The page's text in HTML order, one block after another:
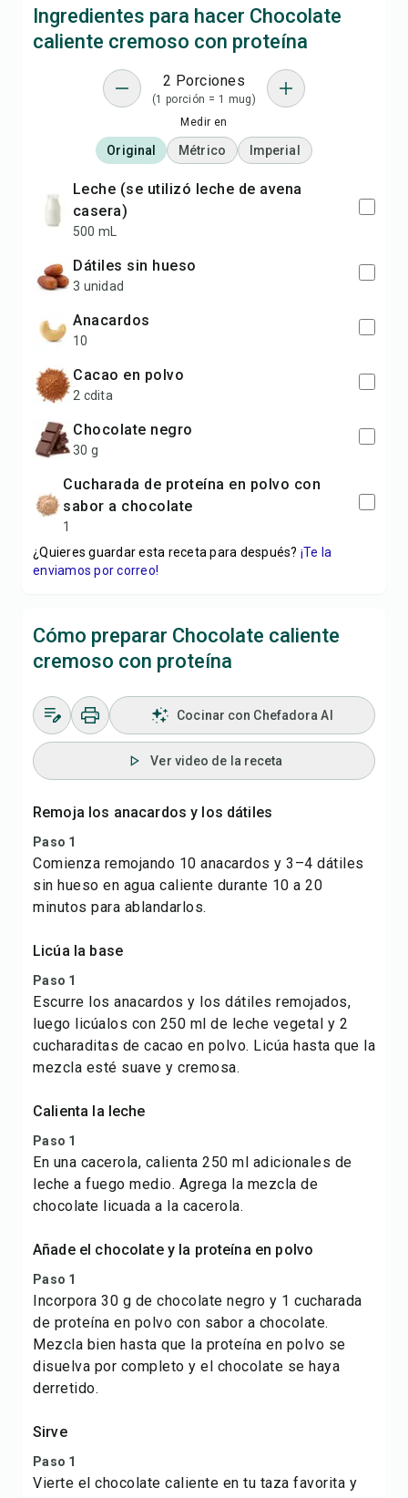
Ingredientes para hacer Chocolate
caliente cremoso con proteína
2 Porciones
(1 porción = 1 mug)
Medir en
Original Métrico Imperial
leche (se utilizó leche de avena
casera)
500 mL
dátiles sin hueso
3 unidad
anacardos
10
cacao en polvo
2 cdita
chocolate negro
30 g
cucharada de proteína en polvo con
sabor a chocolate
1
¿Quieres guardar esta receta para después? ¡Te la
enviamos por correo!
Cómo preparar Chocolate caliente
cremoso con proteína
Cocinar con Chefadora AI
Ver video de la receta
Remoja los anacardos y los dátiles
Paso 1
Comienza remojando 10 anacardos y 3–4 dátiles
sin hueso en agua caliente durante 10 a 20
minutos para ablandarlos.
Licúa la base
Paso 1
Escurre los anacardos y los dátiles remojados,
luego licúalos con 250 ml de leche vegetal y 2
cucharaditas de cacao en polvo. Licúa hasta que la
mezcla esté suave y cremosa.
Calienta la leche
Paso 1
En una cacerola, calienta 250 ml adicionales de
leche a fuego medio. Agrega la mezcla de
chocolate licuada a la cacerola.
Añade el chocolate y la proteína en polvo
Paso 1
Incorpora 30 g de chocolate negro y 1 cucharada
de proteína en polvo con sabor a chocolate.
Mezcla bien hasta que la proteína en polvo se
disuelva por completo y el chocolate se haya
derretido.
Sirve
Paso 1
Vierte el chocolate caliente en tu taza favorita y